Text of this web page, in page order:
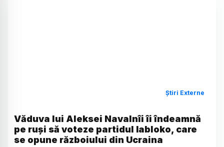
Știri Externe
Văduva lui Aleksei Navalnîi îi îndeamnă
pe ruși să voteze partidul Iabloko, care
se opune războiului din Ucraina